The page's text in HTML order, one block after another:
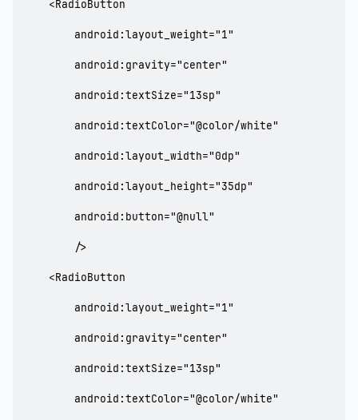
    <RadioButton
        android:layout_weight="1"
        android:gravity="center"
        android:textSize="13sp"
        android:textColor="@color/white"
        android:layout_width="0dp"
        android:layout_height="35dp"
        android:button="@null"
        />
    <RadioButton
        android:layout_weight="1"
        android:gravity="center"
        android:textSize="13sp"
        android:textColor="@color/white"